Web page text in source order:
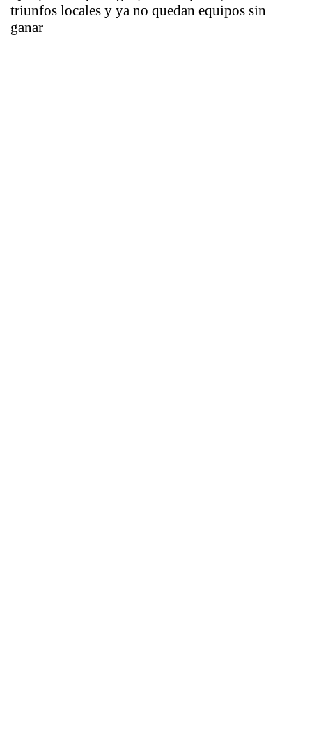
triunfos locales y ya no quedan equipos sin
ganar